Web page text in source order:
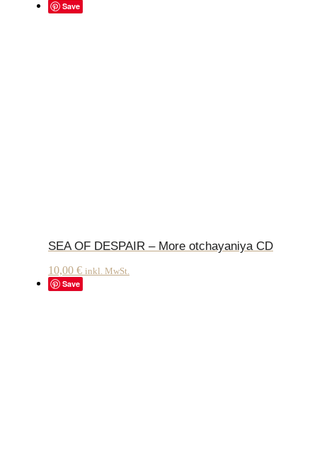
Save
SEA OF DESPAIR – More otchayaniya CD
10,00 € inkl. MwSt.
Save